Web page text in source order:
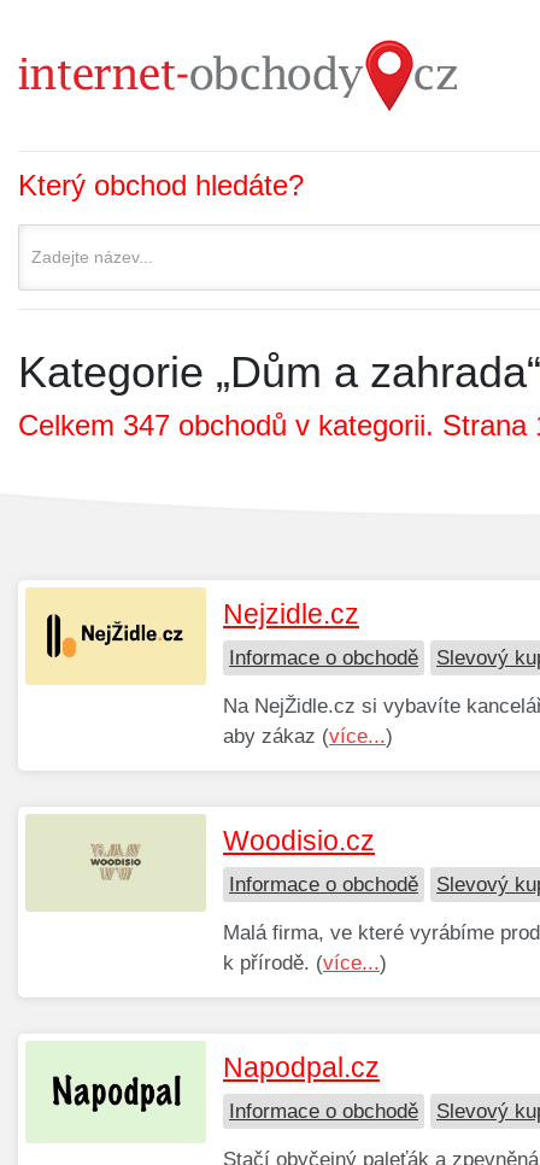
Který obchod hledáte?
Kategorie „Dům a zahrada“
Celkem 347 obchodů v kategorii. Strana
Nejzidle.cz
Informace o obchodě Slevový
Na NejŽidle.cz si vybavíte
aby zákaz (více...)
Woodisio.cz
Informace o obchodě Slevový
Malá firma, ve které vyrábíme
k přírodě. (více...)
Napodpal.cz
Informace o obchodě Slevový
Stačí obyčejný paleťák a